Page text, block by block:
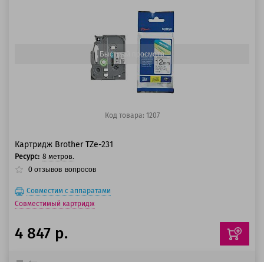
Быстрый просмотр
Код товара: 1207
Картридж Brother TZe-231
Ресурс: 8 метров.
0 отзывов вопросов
Совместим с аппаратами
Совместимый картридж
4 847 р.